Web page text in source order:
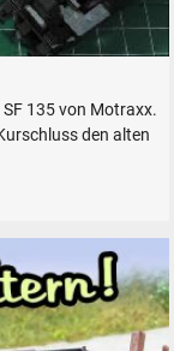
SF 135 von Motraxx.
den alten